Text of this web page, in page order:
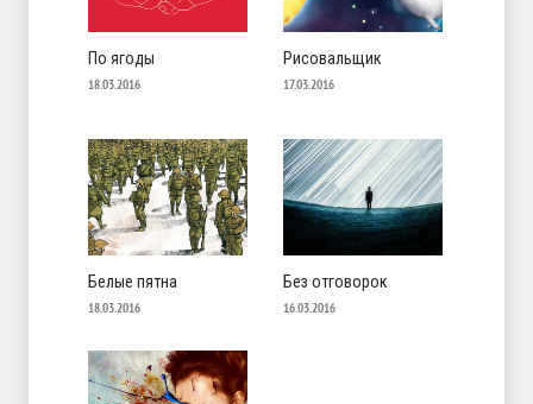
По ягоды
18.03.2016
Белые пятна
18.03.2016
Рисовальщик
17.03.2016
Без отговорок
16.03.2016